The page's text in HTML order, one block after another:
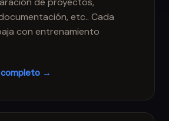
etc.. Cada
con entrenamiento
completo →